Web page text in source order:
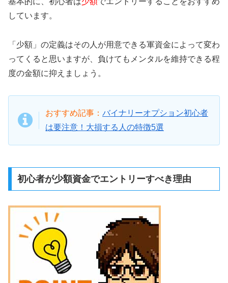
しています。
「少額」の定義はその人が用意できる軍資金によって変わ
ってくると思いますが、負けてもメンタルを維持できる程
度の金額に抑えましょう。
おすすめ記事： バイナリーオプション初心者
は要注意！大損する人の特徴5選
初心者が少額資金でエントリーすべき理由